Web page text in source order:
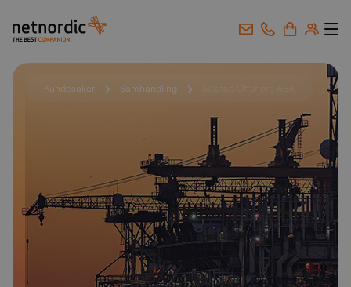
NetNordic Norway
Kundesaker Samhandling Solstad Offshore ASA